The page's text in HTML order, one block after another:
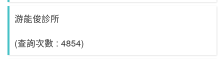
游能俊診所
(查詢次數 : 4854)